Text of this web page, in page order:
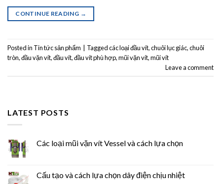
CONTINUE READING →
Posted in Tin tức sản phẩm Taggedcác loại đầu vít,chuôi lục giác,chuôi
tròn,đầu vặn vít,đầu vít,đầu vít phù hợp,mũi vặn vít,mũi vít
Leave a comment
LATEST POSTS
Các loại mũi vặn vít Vessel và cách lựa chọn
Cấu tạo và cách lựa chọn dây điện chịu nhiệt